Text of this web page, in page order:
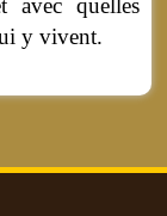
avec quelles
y vivent.